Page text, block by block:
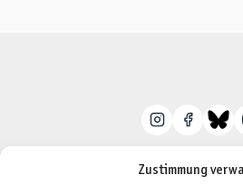
Zustimmung